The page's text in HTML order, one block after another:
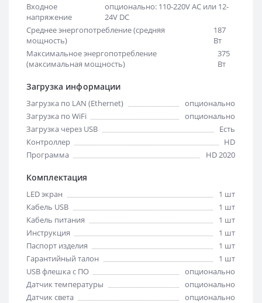
Входное
напряжение
опционально: 110-220V AC или 12-
24V DC
Среднее энергопотребление (средняя
мощность)
187
Вт
Максимальное энергопотребление
(максимальная мощность)
375
Вт
Загрузка информации
Загрузка по LAN (Ethernet)
опционально
Загрузка по WiFi
опционально
Загрузка через USB
Есть
Контроллер
HD
Программа
HD 2020
Комплектация
LED экран
1 шт
Кабель USB
1 шт
Кабель питания
1 шт
Инструкция
1 шт
Паспорт изделия
1 шт
Гарантийный талон
1 шт
USB флешка с ПО
опционально
Датчик температуры
опционально
Датчик света
опционально